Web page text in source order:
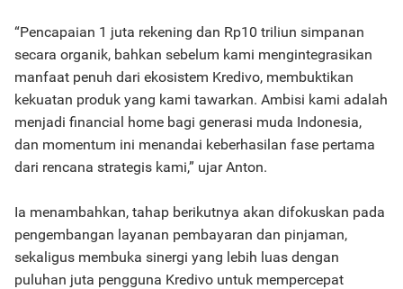
“Pencapaian 1 juta rekening dan Rp10 triliun simpanan
secara organik, bahkan sebelum kami mengintegrasikan
manfaat penuh dari ekosistem Kredivo, membuktikan
kekuatan produk yang kami tawarkan. Ambisi kami adalah
menjadi financial home bagi generasi muda Indonesia,
dan momentum ini menandai keberhasilan fase pertama
dari rencana strategis kami,” ujar Anton.
Ia menambahkan, tahap berikutnya akan difokuskan pada
pengembangan layanan pembayaran dan pinjaman,
sekaligus membuka sinergi yang lebih luas dengan
puluhan juta pengguna Kredivo untuk mempercepat